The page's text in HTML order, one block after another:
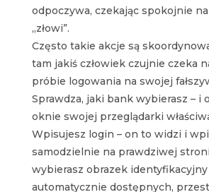
odpoczywa, czekając spokojnie
„złowi”.
Często takie akcje są
tam jakiś człowiek czujnie czeka
próbie logowania na swojej
Sprawdza, jaki bank wybierasz – i
oknie swojej przeglądarki
Wpisujesz login – on to widzi i
samodzielnie na prawdziwej
wybierasz obrazek
automatycznie dostępnych,